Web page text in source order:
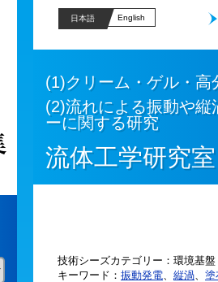
日本語 English
(1)クリーム・ゲル・
(2)流れによる振動や
ーに関する研究
流体工学研究室
技術シーズカテゴリー
環境基
キーワード
振動発電、 縦渦、 塗